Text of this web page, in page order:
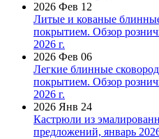
2026 Фев 12
Литые и кованые
покрытием. Обзор
2026 г.
2026 Фев 06
Легкие блинные
покрытием. Обзор
2026 г.
2026 Янв 24
Кастрюли из
предложений, январь